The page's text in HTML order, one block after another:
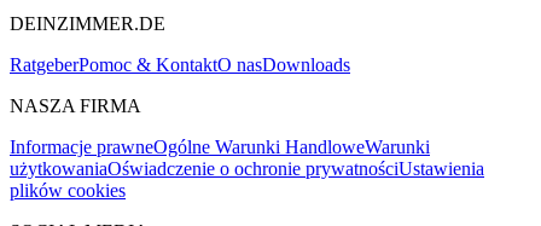
DEINZIMMER.DE
RatgeberPomoc & KontaktO nasDownloads
NASZA FIRMA
Informacje prawneOgólne Warunki HandloweWarunki
użytkowaniaOświadczenie o ochronie prywatnościUstawienia
plików cookies